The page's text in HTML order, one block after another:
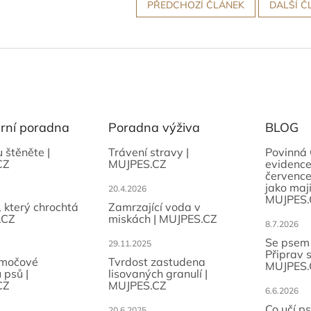
PŘEDCHOZÍ ČLÁNEK DALŠÍ
poradna
štěněte |
který chrochtá
psů |
Poradna výživa
Trávení stravy |
MUJPES.CZ
20.4.2026
Zamrzající voda v
miskách | MUJPES.CZ
29.11.2025
Tvrdost zastudena
lisovaných granulí |
MUJPES.CZ
BLOG
Povinná
jako
8.7.2026
Se
Připrav
6.6.2026